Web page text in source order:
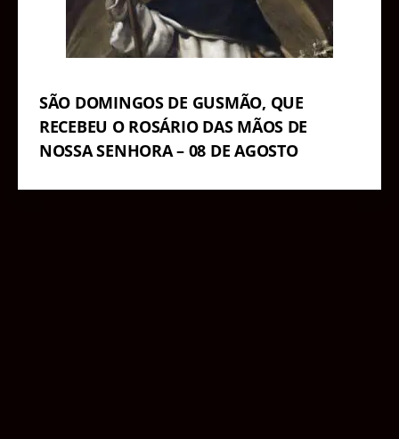
SÃO DOMINGOS DE GUSMÃO, QUE
RECEBEU O ROSÁRIO DAS MÃOS DE
NOSSA SENHORA – 08 DE AGOSTO